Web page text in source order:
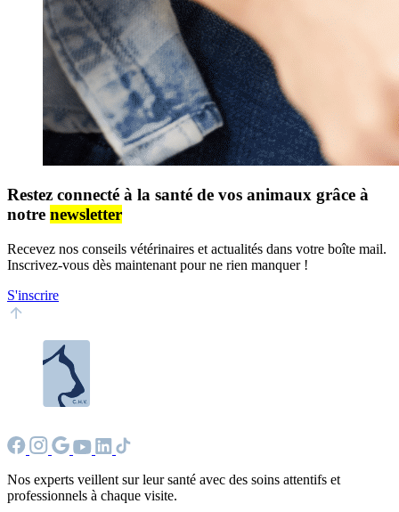
Restez connecté à la santé de vos animaux grâce à
notre newsletter
Recevez nos conseils vétérinaires et actualités dans votre boîte mail.
Inscrivez-vous dès maintenant pour ne rien manquer !
S'inscrire
Nos experts veillent sur leur santé avec des soins attentifs et
professionnels à chaque visite.